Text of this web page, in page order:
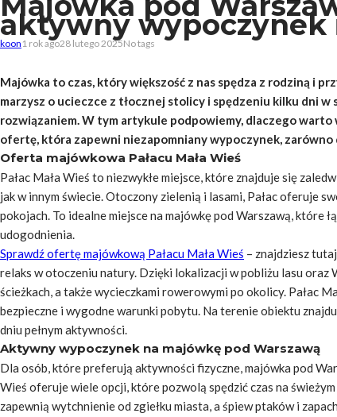
aktywny wypoczynek
koon 1 rok ago28 lutego 2025No tags
Majówka to czas, który większość z nas spędza z rodziną i
marzysz o ucieczce z tłocznej stolicy i spędzeniu kilku dni
rozwiązaniem. W tym artykule podpowiemy, dlaczego
ofertę, która zapewni niezapomniany wypoczynek,
Oferta majówkowa Pałacu Mała Wieś
Pałac Mała Wieś to niezwykłe miejsce, które znajduje się
jak w innym świecie. Otoczony zielenią i lasami, Pałac oferuje
pokojach. To idealne miejsce na majówkę pod Warszawą, które
udogodnienia.
Sprawdź ofertę majówkową Pałacu Mała Wieś – znajdziesz
relaks w otoczeniu natury. Dzięki lokalizacji w pobliżu lasu oraz
ścieżkach, a także wycieczkami rowerowymi po okolicy. Pałac
bezpieczne i wygodne warunki pobytu. Na terenie obiektu
dniu pełnym aktywności.
Aktywny wypoczynek na majówkę pod Warszawą
Dla osób, które preferują aktywności fizyczne, majówka pod
Wieś oferuje wiele opcji, które pozwolą spędzić czas na
zapewnią wytchnienie od zgiełku miasta, a śpiew ptaków i